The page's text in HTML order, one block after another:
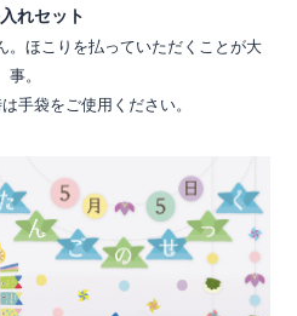
れセット
。ほこりを払っていただくことが大
事。
手袋をご使用ください。